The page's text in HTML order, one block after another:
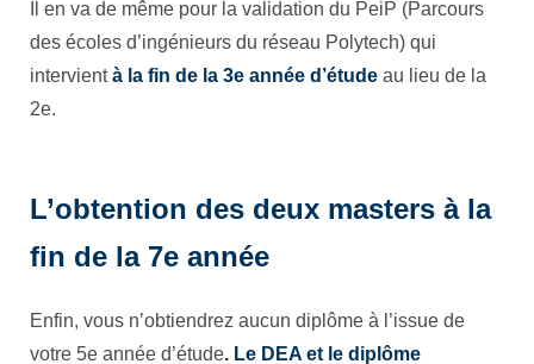
Il en va de même pour la validation du PeiP (Parcours
des écoles d’ingénieurs du réseau Polytech) qui
intervientà la fin de la 3e année d’étude au lieu de la
2e.
L’obtention des deux masters à la
fin de la 7e année
Enfin, vous n’obtiendrez aucun diplôme à l’issue de
votre 5e année d’étude. Le DEA et le diplôme